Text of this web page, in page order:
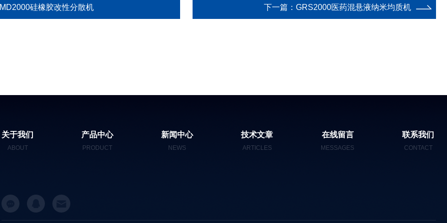
硅橡胶改性分散机 下一篇： GRS2000医药混悬液纳米均质机
关于我们
ABOUT
产品中心
PRODUCT
新闻中心
NEWS
技术文章
ARTICLES
在线留言
MESSAGES
联系我们
CONTACT